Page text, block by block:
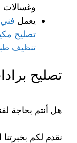
وغسالات
يعمل
تصليح
تنظيف
تصليح
هل أنتم بحاجة
نقدم لكم